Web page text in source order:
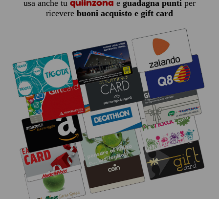
usa anche tu quiinzona e guadagna puntiper
ricevere buoni acquisto e gift card